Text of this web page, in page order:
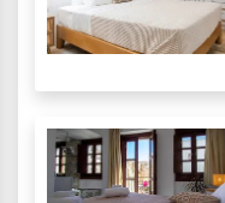
Κάρπαθος
Καρπενήσι
Κάρυστος
Κάσος